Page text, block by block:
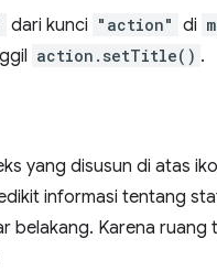
dari kunci "action" di
action.setTitle() .
yang disusun di atas
informasi tentang
belakang. Karena ruang